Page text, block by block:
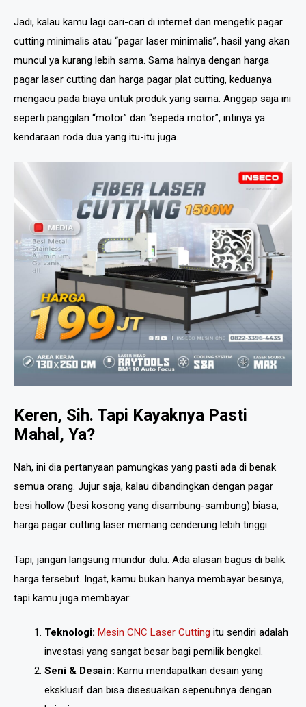
Jadi, kalau kamu lagi cari-cari di internet dan mengetik pagar
cutting minimalis atau “pagar laser minimalis”, hasil yang akan
muncul ya kurang lebih sama. Sama halnya dengan harga
pagar laser cutting dan harga pagar plat cutting, keduanya
mengacu pada biaya untuk produk yang sama. Anggap saja ini
seperti panggilan “motor” dan “sepeda motor”, intinya ya
kendaraan roda dua yang itu-itu juga.
Keren, Sih. Tapi Kayaknya Pasti
Mahal, Ya?
Nah, ini dia pertanyaan pamungkas yang pasti ada di benak
semua orang. Jujur saja, kalau dibandingkan dengan pagar
besi hollow (besi kosong yang disambung-sambung) biasa,
harga pagar cutting laser memang cenderung lebih tinggi.
Tapi, jangan langsung mundur dulu. Ada alasan bagus di balik
harga tersebut. Ingat, kamu bukan hanya membayar besinya,
tapi kamu juga membayar:
Teknologi: Mesin CNC Laser Cutting itu sendiri adalah
investasi yang sangat besar bagi pemilik bengkel.
Seni & Desain: Kamu mendapatkan desain yang
eksklusif dan bisa disesuaikan sepenuhnya dengan